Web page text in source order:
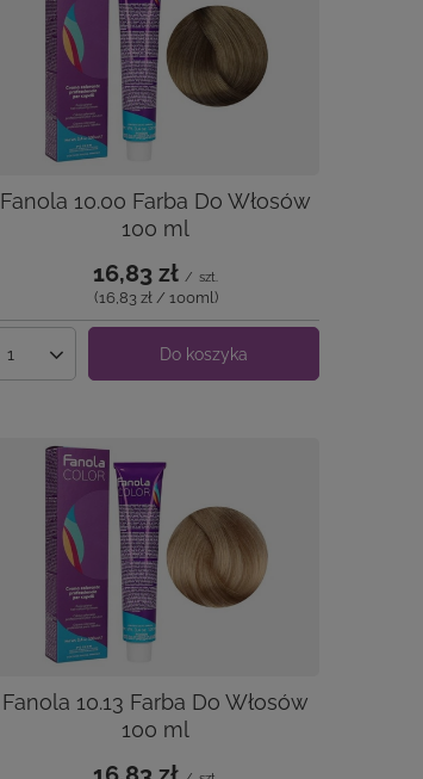
Fanola 10.00 Farba Do Włosów
100 ml
16,83 zł / szt.
(16,83 zł / 100ml)
Ilość produktów Do koszyka
Fanola 10.13 Farba Do Włosów
100 ml